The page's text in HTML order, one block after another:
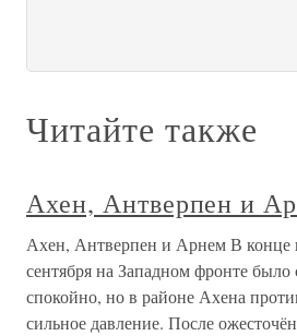
Читайте также
Ахен, Антверпен и
Ахен, Антверпен и Арнем В конце
сентября на Западном фронте было
спокойно, но в районе Ахена
сильное давление. После